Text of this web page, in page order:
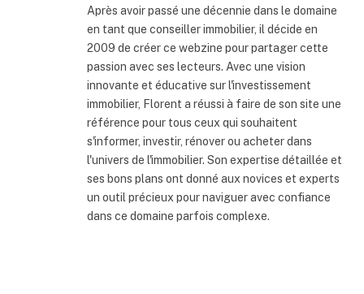
Après avoir passé une décennie dans le domaine
en tant que conseiller immobilier, il décide en
2009 de créer ce webzine pour partager cette
passion avec ses lecteurs. Avec une vision
innovante et éducative sur l'investissement
immobilier, Florent a réussi à faire de son site une
référence pour tous ceux qui souhaitent
s'informer, investir, rénover ou acheter dans
l'univers de l'immobilier. Son expertise détaillée et
ses bons plans ont donné aux novices et experts
un outil précieux pour naviguer avec confiance
dans ce domaine parfois complexe.